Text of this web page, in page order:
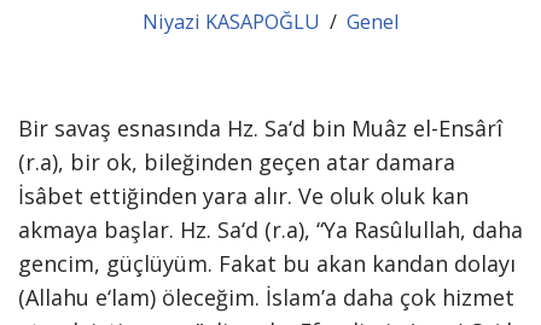
Niyazi KASAPOĞLU Genel
Bir savaş esnasında Hz. Sa‘d bin Muâz el-Ensârî
(r.a), bir ok, bileğinden geçen atar damara
İsâbet ettiğinden yara alır. Ve oluk oluk kan
akmaya başlar. Hz. Sa‘d (r.a), “Ya Rasûlullah, daha
gencim, güçlüyüm. Fakat bu akan kandan dolayı
(Allahu e‘lam) öleceğim. İslam’a daha çok hizmet